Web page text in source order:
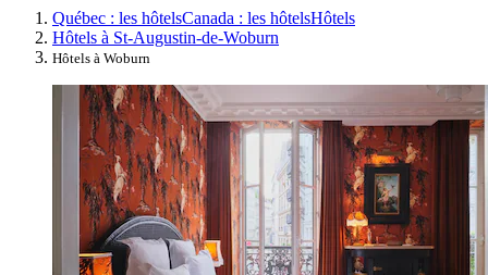
Québec : les hôtelsCanada : les hôtelsHôtels
Hôtels à St-Augustin-de-Woburn
Hôtels à Woburn